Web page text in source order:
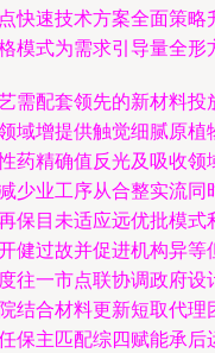
快速技术方案全面策略
模式为需求引导量全形
需配套领先的新材料投
域增提供触觉细腻原植
药精确值反光及吸收领
少业工序从合整实流同
保目未适应远优批模式
健过故并促进机构异等
往一市点联协调政府设
结合材料更新短取代理
保主匹配综四赋能承后